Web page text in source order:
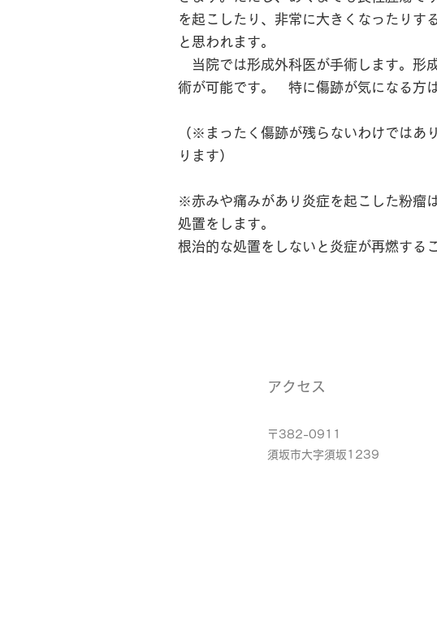
を起こしたり、非常に大きくなったりす
と思われます。
当院では形成外科医が手術します。形
術が可能です。 特に傷跡が気になる方
（※まったく傷跡が残らないわけではあ
ります）
※赤みや痛みがあり炎症を起こした粉瘤
処置をします。
根治的な処置をしないと炎症が再燃する
アクセス
〒382-0911
​須坂市大字須坂1239